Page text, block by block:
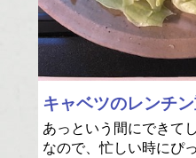
キャベツのレンチ
あっという間にできて
なので、忙しい時にぴ